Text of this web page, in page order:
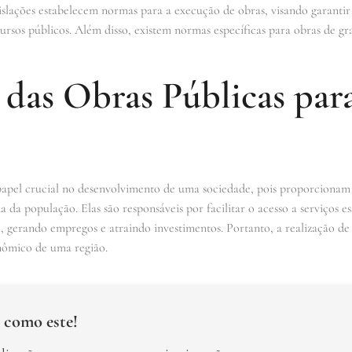
estabelecem normas para a execução de obras, visando
públicos. Além disso, existem normas específicas para obras de
Obras Públicas
crucial no desenvolvimento de uma sociedade, pois
população. Elas são responsáveis por facilitar o acesso a serviços
empregos e atraindo investimentos. Portanto, a realização
de uma região.
este!